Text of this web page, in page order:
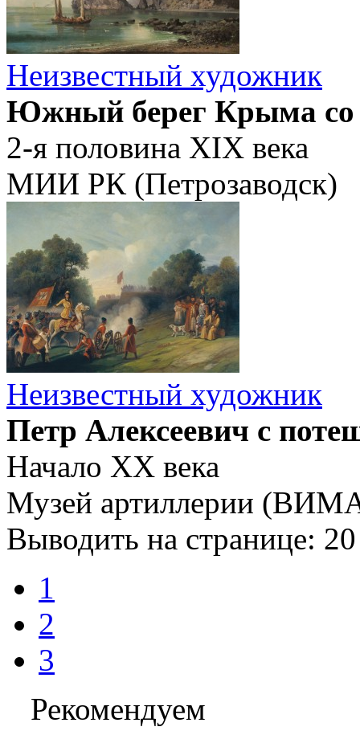
Неизвестный художник
Южный берег Крыма со
2-я половина XIX века
МИИ РК (Петрозаводск)
Неизвестный художник
Петр Алексеевич с
Начало XX века
Музей артиллерии
Выводить на странице: 20
1
2
3
Рекомендуем